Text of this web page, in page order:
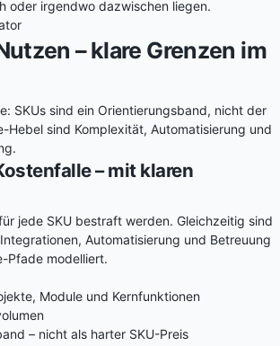
oder irgendwo dazwischen liegen.
– klare Grenzen im
SKUs sind ein Orientierungsband, nicht der
Hebel sind Komplexität, Automatisierung und
– mit klaren
jede SKU bestraft werden. Gleichzeitig sind
Automatisierung und Betreuung
Pfade modelliert.
Module und Kernfunktionen
– nicht als harter SKU-Preis